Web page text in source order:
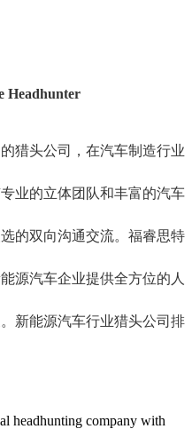
Headhunter
猎头公司，在汽车制造行业
业的立体团队和丰富的汽车
的双向沟通交流。福睿思特
源汽车企业提供全方位的人
新能源汽车行业猎头公司排
headhunting company with